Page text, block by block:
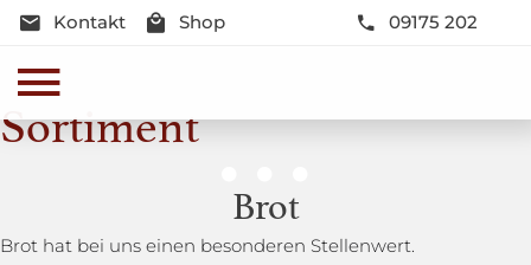
Kontakt Shop 09175 202
Sortiment
Genussmomente
Herzhaft oder süß - Beste Qualität und Frische sind
Brot
Brot hat bei uns einen besonderen Stellenwert.